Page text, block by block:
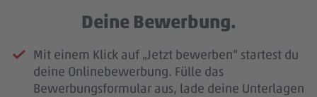
Deine Bewerbung.
Mit einem Klick auf „Jetzt bewerben“ startest du
deine Onlinebewerbung. Fülle das
Bewerbungsformular aus, lade deine Unterlagen